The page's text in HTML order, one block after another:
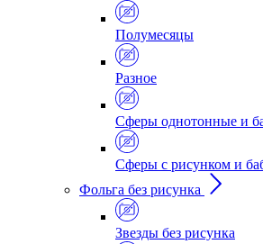
Полумесяцы
Разное
Сферы однотонные и
Сферы с рисунком и
Фольга без рисунка
Звезды без рисунка